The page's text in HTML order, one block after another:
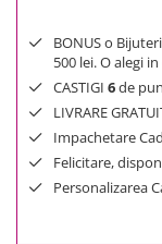
BONUS o
500 lei. O alegi
CASTIGI 6de
LIVRARE
Impachetare
Felicitare,
Personalizarea